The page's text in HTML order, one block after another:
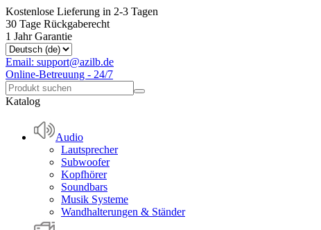
Kostenlose Lieferung in 2-3 Tagen
30 Tage Rückgaberecht
1 Jahr Garantie
Email: support@azilb.de
Online-Betreuung - 24/7
Katalog
Audio
Lautsprecher
Subwoofer
Kopfhörer
Soundbars
Musik Systeme
Wandhalterungen & Ständer